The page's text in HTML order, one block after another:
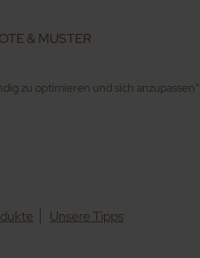
& MUSTER
zu optimieren und sich anzupassen“
Unsere Tipps